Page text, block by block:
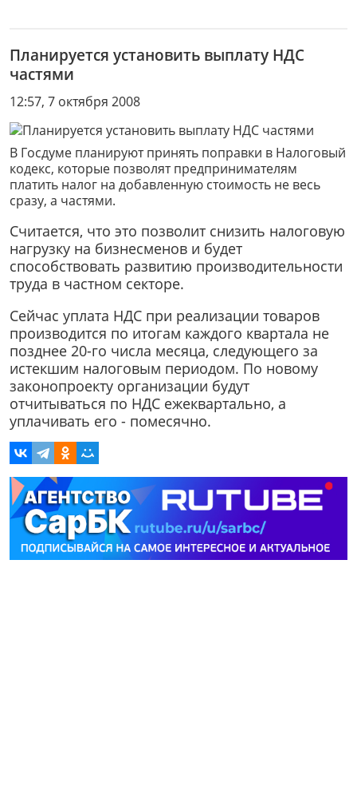
Планируется установить выплату НДС
частями
12:57, 7 октября 2008
В Госдуме планируют принять поправки в Налоговый
кодекс, которые позволят предпринимателям
платить налог на добавленную стоимость не весь
сразу, а частями.
Считается, что это позволит снизить налоговую
нагрузку на бизнесменов и будет
способствовать развитию производительности
труда в частном секторе.
Сейчас уплата НДС при реализации товаров
производится по итогам каждого квартала не
позднее 20-го числа месяца, следующего за
истекшим налоговым периодом. По новому
законопроекту организации будут
отчитываться по НДС ежеквартально, а
уплачивать его - помесячно.